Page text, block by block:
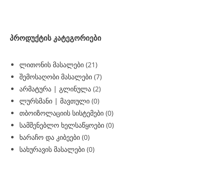
პროდუქტის კატეგორიები
ლითონის მასალები (21)
შემოსაღობი მასალები (7)
არმატურა | გლინულა (2)
ლურსმანი | მავთული (0)
თბოიზოლაციის სისტემები (0)
სამშენებლო ხელსაწყოები (0)
ხარაჩო და კიბეები (0)
სახურავის მასალები (0)